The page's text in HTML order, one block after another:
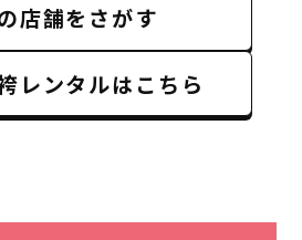
店舗をさがす
レンタルはこちら